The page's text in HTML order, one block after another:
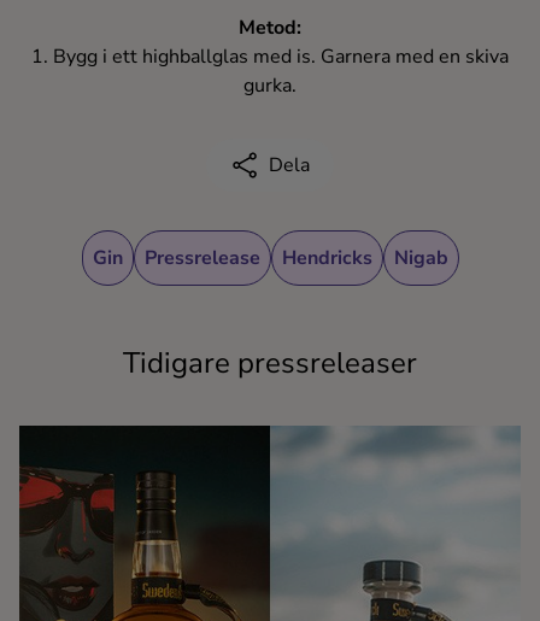
Metod:
1. Bygg i ett highballglas med is. Garnera med en skiva
gurka.
Dela
Gin Pressrelease Hendricks Nigab
Tidigare pressreleaser